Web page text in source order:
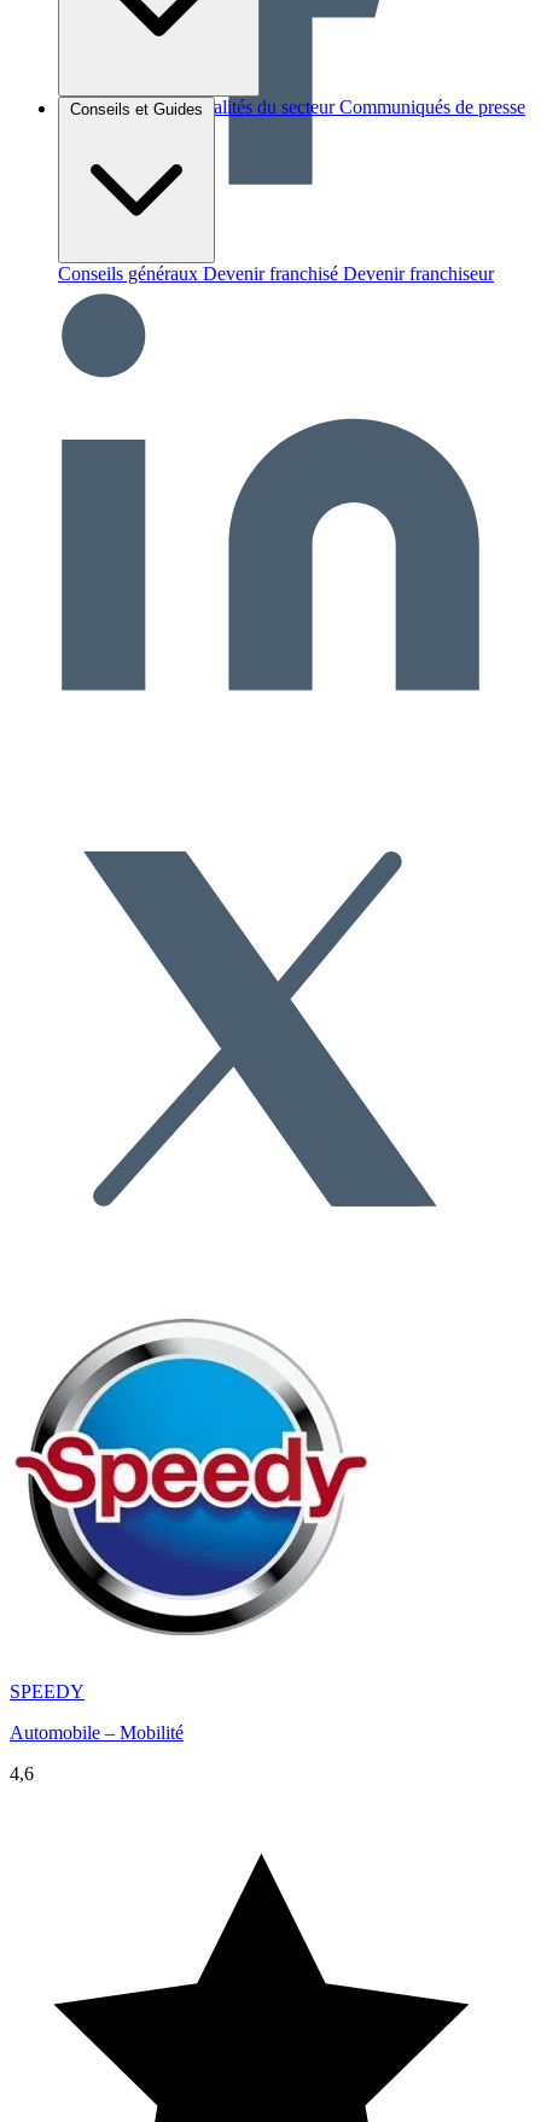
Brèves et actus Actualités du secteur Communiqués de presse
Conseils et Guides
Conseils généraux Devenir franchisé Devenir franchiseur
SPEEDY
Automobile – Mobilité
4,6